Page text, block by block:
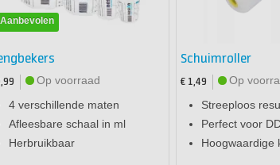
Aanbevolen
Op voorraad
4 verschillende maten
Afleesbare schaal in ml
Herbruikbaar
Schuimroller
€ 1,49
Op
Streeploos
Perfect voor
Hoogwaardige